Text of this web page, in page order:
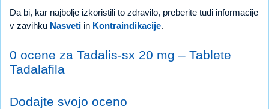
Da bi, kar najbolje izkoristili to zdravilo, preberite tudi informacije
v zavihku Nasveti in Kontraindikacije.
0 ocene za Tadalis-sx 20 mg – Tablete
Tadalafila
Dodajte svojo oceno